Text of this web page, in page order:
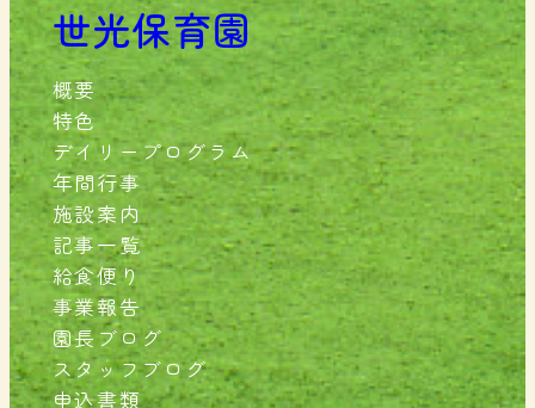
世光保育園
概要
特色
デイリープログラム
年間行事
施設案内
記事一覧
給食便り
事業報告
園長ブログ
スタッフブログ
申込書類